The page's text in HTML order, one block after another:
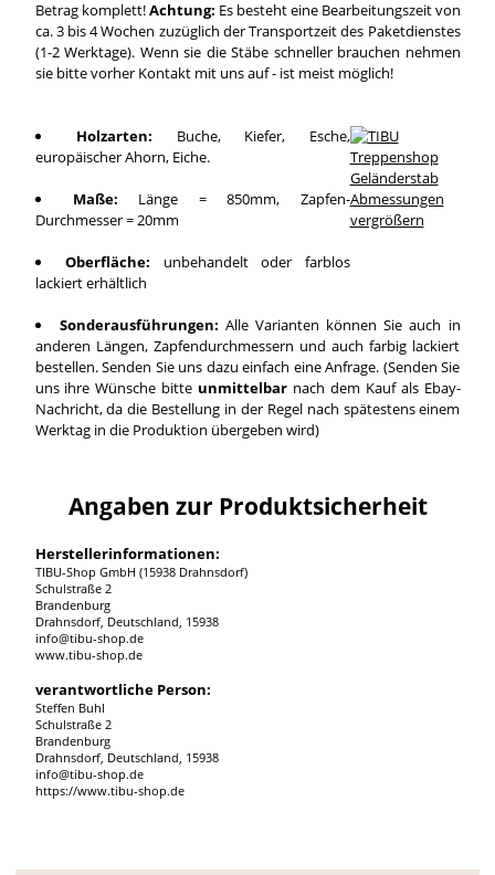
Betrag komplett!Achtung: Es besteht eine Bearbeitungszeit von
ca. 3 bis 4 Wochen zuzüglich der Transportzeit des Paketdienstes
(1-2 Werktage). Wenn sie die Stäbe schneller brauchen nehmen
sie bitte vorher Kontakt mit uns auf - ist meist möglich!
Holzarten: Buche, Kiefer, Esche,
europäischer Ahorn, Eiche.
Maße: Länge = 850mm, Zapfen-
Durchmesser = 20mm
Oberfläche: unbehandelt oder farblos
lackiert erhältlich
vergrößern
Sonderausführungen: Alle Varianten können Sie auch in
anderen Längen, Zapfendurchmessern und auch farbig lackiert
bestellen. Senden Sie uns dazu einfach eine Anfrage. (Senden Sie
uns ihre Wünsche bitte unmittelbar nach dem Kauf als Ebay-
Nachricht, da die Bestellung in der Regel nach spätestens einem
Werktag in die Produktion übergeben wird)
Angaben zur Produktsicherheit
Herstellerinformationen:
TIBU-Shop GmbH (15938 Drahnsdorf)
Schulstraße 2
Brandenburg
Drahnsdorf, Deutschland, 15938
info@tibu-shop.de
www.tibu-shop.de
verantwortliche Person:
Steffen Buhl
Schulstraße 2
Brandenburg
Drahnsdorf, Deutschland, 15938
info@tibu-shop.de
https://www.tibu-shop.de